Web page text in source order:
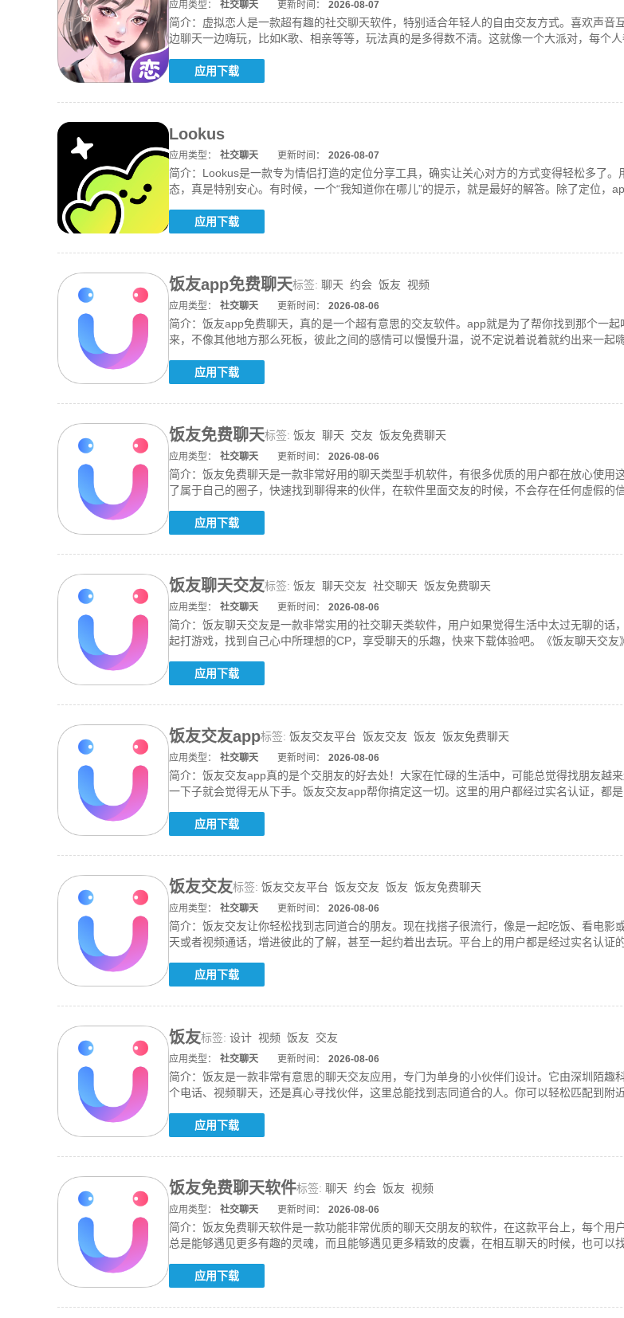
应用类型： 社交聊天 更新时间： 2026-08-07
简介： 虚拟恋人是一款超有趣的社交聊天软件，特别适合年轻人的自由交友方式。喜欢声
边聊天一边嗨玩，比如K歌、相亲等等，玩法真的是多得数不清。这就像一个大派对，每个
应用下载
Lookus
应用类型： 社交聊天 更新时间： 2026-08-07
简介： Lookus是一款专为情侣打造的定位分享工具，确实让关心对方的方式变得轻松多了
态，真是特别安心。有时候，一个“我知道你在哪儿”的提示，就是最好的解答。除了定位，
应用下载
饭友app免费聊天标签: 聊天 约会 饭友 视频
应用类型： 社交聊天 更新时间： 2026-08-06
简介： 饭友app免费聊天，真的是一个超有意思的交友软件。app就是为了帮你找到那个一
来，不像其他地方那么死板，彼此之间的感情可以慢慢升温，说不定说着说着就约出来一起
应用下载
饭友免费聊天标签: 饭友 聊天 交友 饭友免费聊天
应用类型： 社交聊天 更新时间： 2026-08-06
简介： 饭友免费聊天是一款非常好用的聊天类型手机软件，有很多优质的用户都在放心使
了属于自己的圈子，快速找到聊得来的伙伴，在软件里面交友的时候，不会存在任何虚假的
应用下载
饭友聊天交友标签: 饭友 聊天交友 社交聊天 饭友免费聊天
应用类型： 社交聊天 更新时间： 2026-08-06
简介： 饭友聊天交友是一款非常实用的社交聊天类软件，用户如果觉得生活中太过无聊的
起打游戏，找到自己心中所理想的CP，享受聊天的乐趣，快来下载体验吧。《饭友聊天交
应用下载
饭友交友app标签: 饭友交友平台 饭友交友 饭友 饭友免费聊天
应用类型： 社交聊天 更新时间： 2026-08-06
简介： 饭友交友app真的是个交朋友的好去处！大家在忙碌的生活中，可能总觉得找朋友越
一下子就会觉得无从下手。饭友交友app帮你搞定这一切。这里的用户都经过实名认证，都
应用下载
饭友交友标签: 饭友交友平台 饭友交友 饭友 饭友免费聊天
应用类型： 社交聊天 更新时间： 2026-08-06
简介： 饭友交友让你轻松找到志同道合的朋友。现在找搭子很流行，像是一起吃饭、看电
天或者视频通话，增进彼此的了解，甚至一起约着出去玩。平台上的用户都是经过实名认证
应用下载
饭友标签: 设计 视频 饭友 交友
应用类型： 社交聊天 更新时间： 2026-08-06
简介： 饭友是一款非常有意思的聊天交友应用，专门为单身的小伙伴们设计。它由深圳陌
个电话、视频聊天，还是真心寻找伙伴，这里总能找到志同道合的人。你可以轻松匹配到
应用下载
饭友免费聊天软件标签: 聊天 约会 饭友 视频
应用类型： 社交聊天 更新时间： 2026-08-06
简介： 饭友免费聊天软件是一款功能非常优质的聊天交朋友的软件，在这款平台上，每个
总是能够遇见更多有趣的灵魂，而且能够遇见更多精致的皮囊，在相互聊天的时候，也可以
应用下载